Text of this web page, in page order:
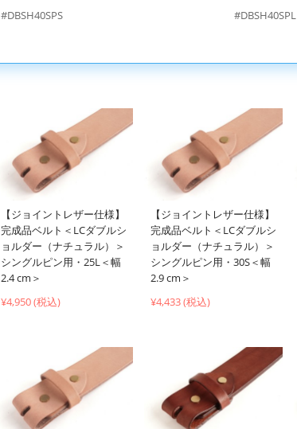
#DBSH40SPS
#DBSH40SPL
【ジョイントレザー仕様】
完成品ベルト＜LCダブルシ
ョルダー（ナチュラル）＞
シングルピン用・25L＜幅
2.4 cm＞
¥4,950 (税込)
【ジョイントレザー仕様】
完成品ベルト＜LCダブルシ
ョルダー（ナチュラル）＞
シングルピン用・30S＜幅
2.9 cm＞
¥4,433 (税込)